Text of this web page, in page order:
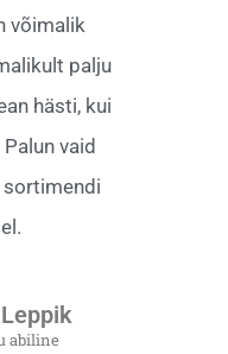
võimalik
palju
hästi, kui
vaid
abiline